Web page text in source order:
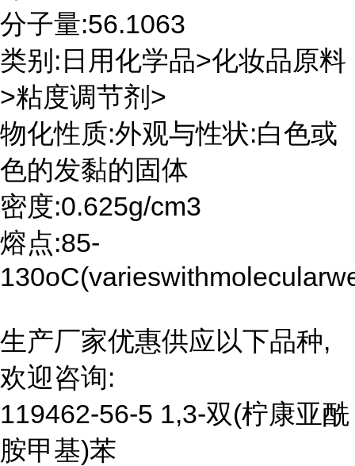
分子量:56.1063
类别:日用化学品>化妆品原料
>粘度调节剂>
物化性质:外观与性状:白色或
色的发黏的固体
密度:0.625g/cm3
熔点:85-
生产厂家优惠供应以下品种,
欢迎咨询:
119462-56-5 1,3-双(柠康亚酰
胺甲基)苯